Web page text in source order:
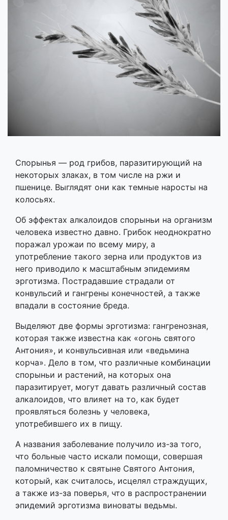
Спорынья — род грибов, паразитирующий на
некоторых злаках, в том числе на ржи и
пшенице. Выглядят они как темные наросты на
колосьях.
Об эффектах алкалоидов спорыньи на организм
человека известно давно. Грибок неоднократно
поражал урожаи по всему миру, а
употребление такого зерна или продуктов из
него приводило к масштабным эпидемиям
эрготизма. Пострадавшие страдали от
конвульсий и гангрены конечностей, а также
впадали в состояние бреда.
Выделяют две формы эрготизма: гангренозная,
которая также известна как «огонь святого
Антония», и конвульсивная или «ведьмина
корча». Дело в том, что различные комбинации
спорыньи и растений, на которых она
паразитирует, могут давать различный состав
алкалоидов, что влияет на то, как будет
проявляться болезнь у человека,
употребившего их в пищу.
А названия заболевание получило из-за того,
что больные часто искали помощи, совершая
паломничество к святыне Святого Антония,
который, как считалось, исцелял страждущих,
а также из-за поверья, что в распространении
эпидемий эрготизма виноваты ведьмы.